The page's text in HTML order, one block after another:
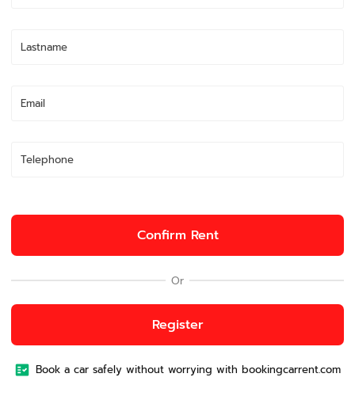
Confirm Rent
Or
Register
Book a car safely without worrying with bookingcarrent.com